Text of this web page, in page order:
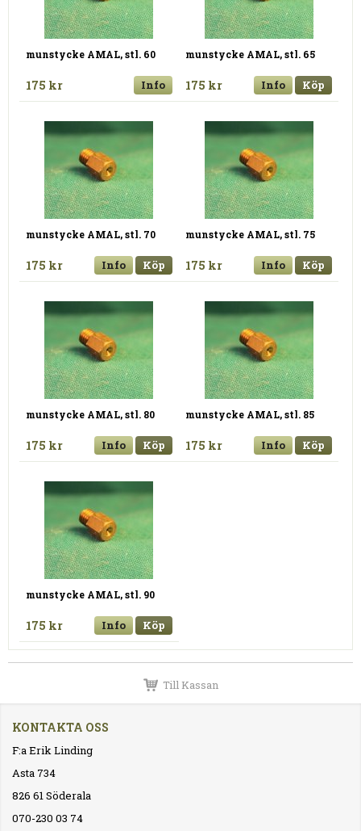
munstycke AMAL, stl. 60
175 kr Info
munstycke AMAL, stl. 65
175 kr Info Köp
munstycke AMAL, stl. 70
175 kr Info Köp
munstycke AMAL, stl. 75
175 kr Info Köp
munstycke AMAL, stl. 80
175 kr Info Köp
munstycke AMAL, stl. 85
175 kr Info Köp
munstycke AMAL, stl. 90
175 kr Info Köp
Till Kassan
KONTAKTA OSS
F:a Erik Linding
Asta 734
826 61 Söderala
070-230 03 74